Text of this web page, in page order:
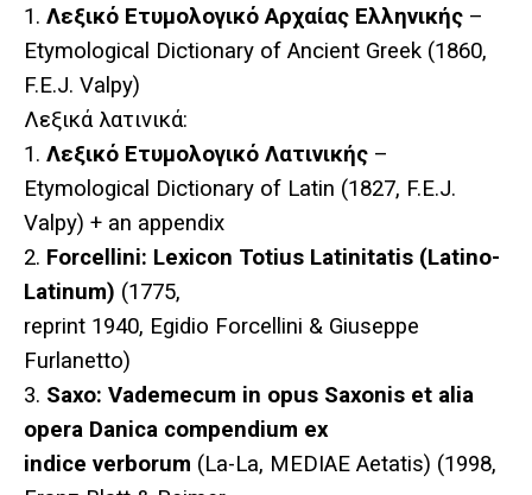
1. Λεξικό Ετυμολογικό Αρχαίας Ελληνικής –
Etymological Dictionary of Ancient Greek (1860,
F.E.J. Valpy)
Λεξικά λατινικά:
1. Λεξικό Ετυμολογικό Λατινικής –
Etymological Dictionary of Latin (1827, F.E.J.
Valpy) + an appendix
2. Forcellini: Lexicon Totius Latinitatis (Latino-
Latinum) (1775,
reprint 1940, Egidio Forcellini & Giuseppe
Furlanetto)
3. Saxo: Vademecum in opus Saxonis et alia
opera Danica compendium ex
indice verborum (La-La, MEDIAE Aetatis) (1998,